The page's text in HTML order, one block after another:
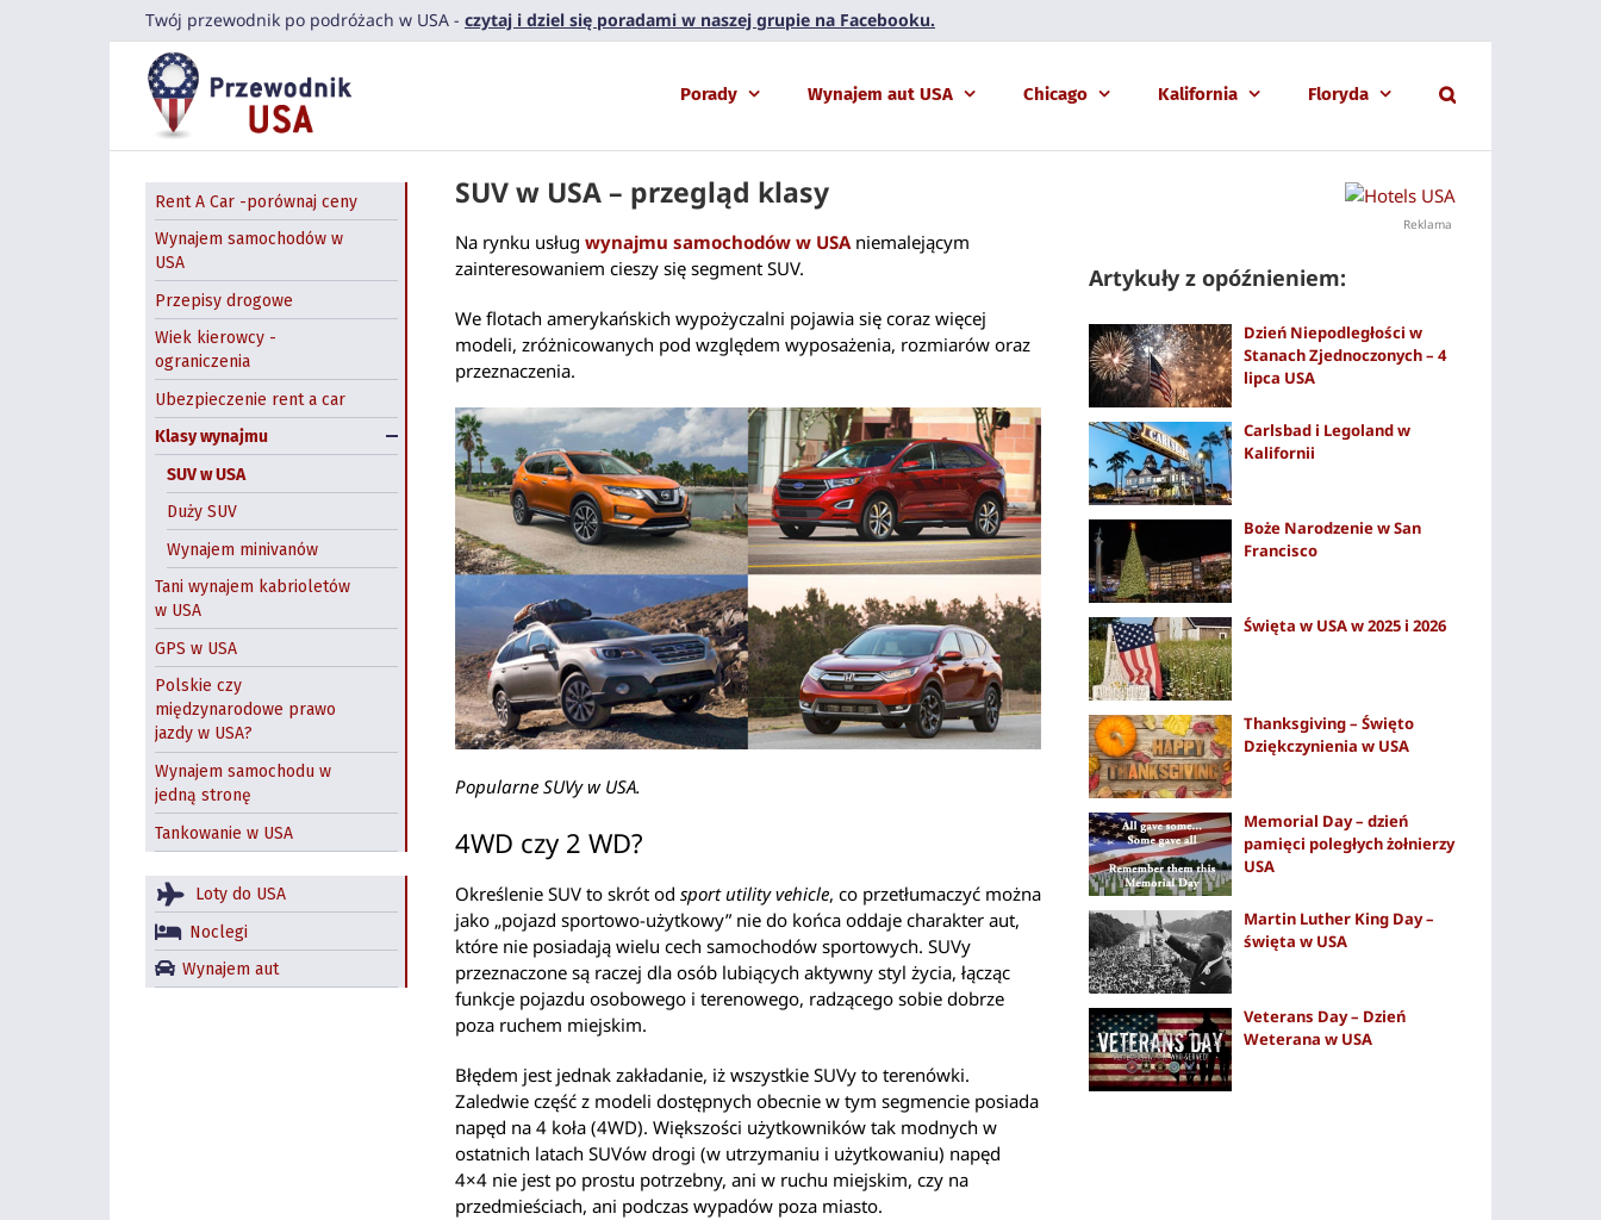
Twój przewodnik po podróżach w USA - czytaj i dziel się poradami w naszej grupie na Facebooku.
Porady Wynajem aut USA Chicago Kalifornia Floryda
SUV w USA – przegląd klasy
Na rynku usług wynajmu samochodów w USA niemalejącym
zainteresowaniem cieszy się segment SUV.
We flotach amerykańskich wypożyczalni pojawia się coraz więcej
modeli, zróżnicowanych pod względem wyposażenia, rozmiarów oraz
przeznaczenia.
Popularne SUVy w USA.
4WD czy 2 WD?
Określenie SUV to skrót od sport utility vehicle, co przetłumaczyć można
jako „pojazd sportowo-użytkowy” nie do końca oddaje charakter aut,
które nie posiadają wielu cech samochodów sportowych. SUVy
przeznaczone są raczej dla osób lubiących aktywny styl życia, łącząc
funkcje pojazdu osobowego i terenowego, radzącego sobie dobrze
poza ruchem miejskim.
Błędem jest jednak zakładanie, iż wszystkie SUVy to terenówki.
Zaledwie część z modeli dostępnych obecnie w tym segmencie posiada
napęd na 4 koła (4WD). Większości użytkowników tak modnych w
ostatnich latach SUVów drogi (w utrzymaniu i użytkowaniu) napęd
4×4 nie jest po prostu potrzebny, ani w ruchu miejskim, czy na
przedmieściach, ani podczas wypadów poza miasto.
Rent A Car -porównaj ceny
Wynajem samochodów w
USA
Przepisy drogowe
Wiek kierowcy -
ograniczenia
Ubezpieczenie rent a car
Klasy wynajmu
SUV w USA
Duży SUV
Wynajem minivanów
Tani wynajem kabrioletów
w USA
GPS w USA
Polskie czy
międzynarodowe prawo
jazdy w USA?
Wynajem samochodu w
jedną stronę
Tankowanie w USA
Loty do USA
Noclegi
Wynajem aut
Reklama
Artykuły z opóźnieniem:
Dzień Niepodległości w
Stanach Zjednoczonych – 4
lipca USA
Carlsbad i Legoland w
Kalifornii
Boże Narodzenie w San
Francisco
Święta w USA w 2025 i 2026
Thanksgiving – Święto
Dziękczynienia w USA
Memorial Day – dzień
pamięci poległych żołnierzy
USA
Martin Luther King Day –
święta w USA
Veterans Day – Dzień
Weterana w USA